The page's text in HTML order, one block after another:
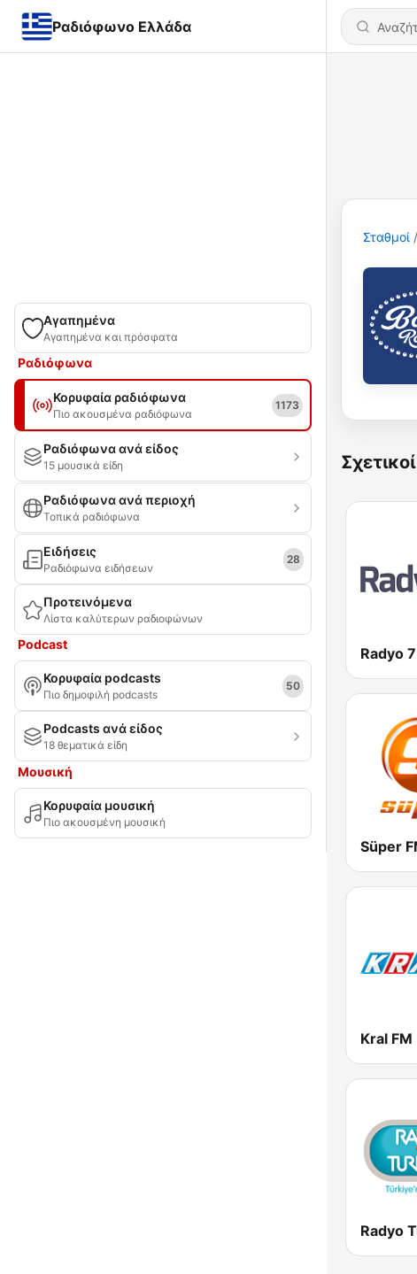
Ραδιόφωνο Ελλάδα
Αγαπημένα
Αγαπημένα και πρόσφατα
Ραδιόφωνα
Κορυφαία ραδιόφωνα
Πιο ακουσμένα ραδιόφωνα
1173
Ραδιόφωνα ανά είδος
15 μουσικά είδη
Ραδιόφωνα ανά περιοχή
Τοπικά ραδιόφωνα
Ειδήσεις
Ραδιόφωνα ειδήσεων
28
Προτεινόμενα
Λίστα καλύτερων ραδιοφώνων
Podcast
Κορυφαία podcasts
Πιο δημοφιλή podcasts
50
Podcasts ανά είδος
18 θεματικά είδη
Μουσική
Κορυφαία μουσική
Πιο ακουσμένη μουσική
Σταθμοί
Radyo
Süper
Kral FM
Radyo